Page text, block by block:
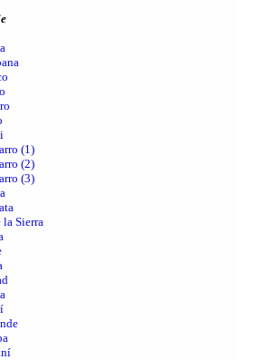
(1)
(2)
(3)
la Sierra